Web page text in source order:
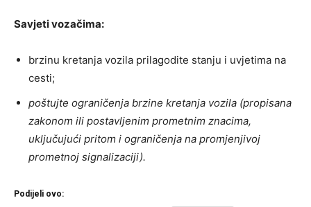
Savjeti vozačima:
brzinu kretanja vozila prilagodite stanju i uvjetima na
cesti;
poštujte ograničenja brzine kretanja vozila (propisana
zakonom ili postavljenim prometnim znacima,
uključujući pritom i ograničenja na promjenjivoj
prometnoj signalizaciji).
Podijeli ovo: